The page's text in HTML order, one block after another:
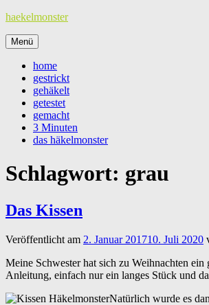
Zum
springen
haekelmonster
Menü
home
gestrickt
gehäkelt
getestet
gemacht
3 Minuten
das häkelmonster
Schlagwort: grau
Das Kissen
Veröffentlicht am 2. Januar 201710. Juli 2020
Meine Schwester hat sich zu Weihnachten
Anleitung, einfach nur ein langes Stück und
Natürlich wurde es